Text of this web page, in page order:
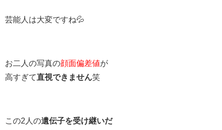
芸能人は大変ですね💦
お二人の写真の顔面偏差値が
高すぎて直視できません笑
この2人の遺伝子を受け継いだ